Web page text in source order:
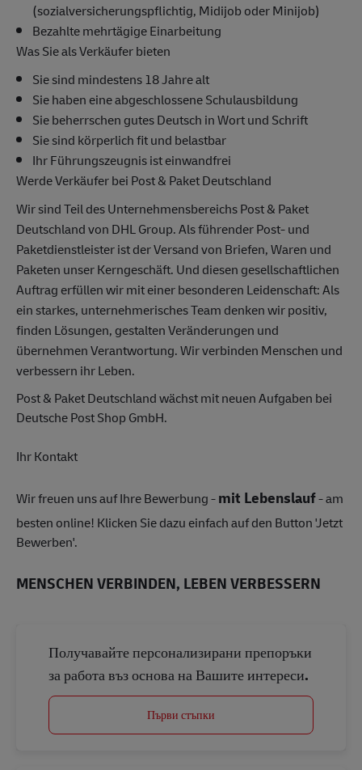
(sozialversicherungspflichtig, Midijob oder Minijob)
Bezahlte mehrtägige Einarbeitung
Was Sie als Verkäufer bieten
Sie sind mindestens 18 Jahre alt
Sie haben eine abgeschlossene Schulausbildung
Sie beherrschen gutes Deutsch in Wort und Schrift
Sie sind körperlich fit und belastbar
Ihr Führungszeugnis ist einwandfrei
Werde Verkäufer bei Post & Paket Deutschland
Wir sind Teil des Unternehmensbereichs Post & Paket
Deutschland von DHL Group. Als führender Post- und
Paketdienstleister ist der Versand von Briefen, Waren und
Paketen unser Kerngeschäft. Und diesen gesellschaftlichen
Auftrag erfüllen wir mit einer besonderen Leidenschaft: Als
ein starkes, unternehmerisches Team denken wir positiv,
finden Lösungen, gestalten Veränderungen und
übernehmen Verantwortung. Wir verbinden Menschen und
verbessern ihr Leben.
Post & Paket Deutschland wächst mit neuen Aufgaben bei
Deutsche Post Shop GmbH.
Ihr Kontakt
Wir freuen uns auf Ihre Bewerbung -mit Lebenslauf- am
besten online! Klicken Sie dazu einfach auf den Button 'Jetzt
Bewerben'.
MENSCHEN VERBINDEN, LEBEN VERBESSERN
Получавайте персонализирани препоръки
за работа въз основа на Вашите интереси.
Първи стъпки